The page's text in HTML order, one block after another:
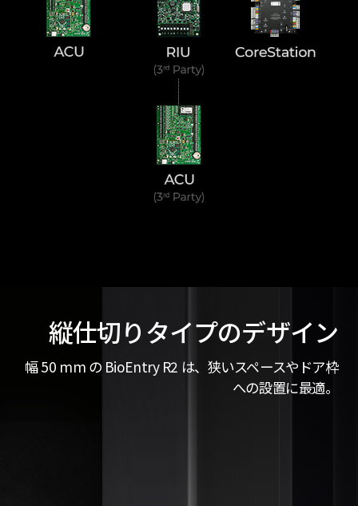
縦仕切りタイプのデザイン
幅 50 mm の BioEntry R2 は、狭いスペースやドア枠
への設置に最適。